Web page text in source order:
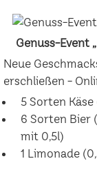
Genuss-Event
Neue
erschließen -
5 Sorten Käse
6 Sorten Bier
mit 0,5l)
1 Limonade